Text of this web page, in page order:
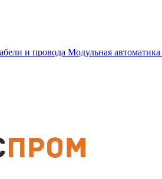
и провода Модульная автоматика